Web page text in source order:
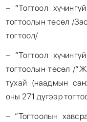
– “Тогтоол
тогтоолын төсөл /
тогтоол/
– “Тогтоол
тогтоолын төсөл /
тухай (наадмын
оны 271 дүгээр
– “Тогтоолын